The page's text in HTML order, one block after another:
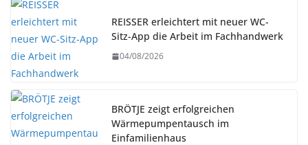
REISSER erleichtert mit neuer WC-
Sitz-App die Arbeit im Fachhandwerk
04/08/2026
BRÖTJE zeigt erfolgreichen
Wärmepumpentausch im
Einfamilienhaus